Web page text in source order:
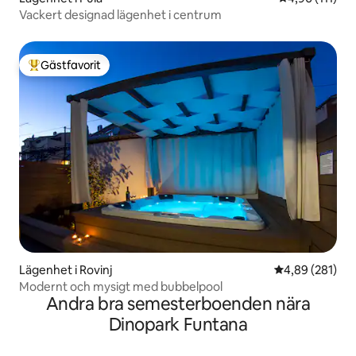
Vackert designad lägenhet i centrum
Populär gästfavorit
Gästfavorit
Lägenhet i Rovinj 4,89 av 5 i
4,89 (281)
Modernt och mysigt med bubbelpool
Andra bra semesterboenden nära
Dinopark Funtana